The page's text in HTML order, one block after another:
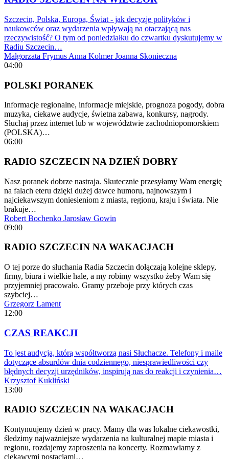
Szczecin, Polska, Europa, Świat - jak decyzje polityków i
naukowców oraz wydarzenia wpływają na otaczającą nas
rzeczywistość? O tym od poniedziałku do czwartku dyskutujemy w
Radiu Szczecin…
Małgorzata Frymus Anna Kolmer Joanna Skonieczna
04:00
POLSKI PORANEK
Informacje regionalne, informacje miejskie, prognoza pogody, dobra
muzyka, ciekawe audycje, świetna zabawa, konkursy, nagrody.
Słuchaj przez internet lub w województwie zachodniopomorskiem
(POLSKA)…
06:00
RADIO SZCZECIN NA DZIEŃ DOBRY
Nasz poranek dobrze nastraja. Skutecznie przesyłamy Wam energię
na falach eteru dzięki dużej dawce humoru, najnowszym i
najciekawszym doniesieniom z miasta, regionu, kraju i świata. Nie
brakuje…
Robert Bochenko Jarosław Gowin
09:00
RADIO SZCZECIN NA WAKACJACH
O tej porze do słuchania Radia Szczecin dołączają kolejne sklepy,
firmy, biura i wielkie hale, a my robimy wszystko żeby Wam się
przyjemniej pracowało. Gramy przeboje przy których czas
szybciej…
Grzegorz Lament
12:00
CZAS REAKCJI
To jest audycja, którą współtworzą nasi Słuchacze. Telefony i maile
dotyczące absurdów dnia codziennego, niesprawiedliwości czy
błędnych decyzji urzędników, inspirują nas do reakcji i czynienia…
Krzysztof Kukliński
13:00
RADIO SZCZECIN NA WAKACJACH
Kontynuujemy dzień w pracy. Mamy dla was lokalne ciekawostki,
śledzimy najważniejsze wydarzenia na kulturalnej mapie miasta i
regionu, rozdajemy zaproszenia na koncerty. Rozmawiamy z
ciekawymi postaciami…